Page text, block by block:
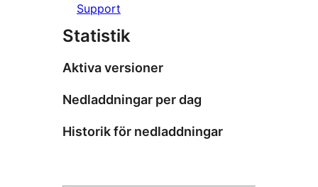
Support
Statistik
Aktiva versioner
Nedladdningar per dag
Historik för nedladdningar